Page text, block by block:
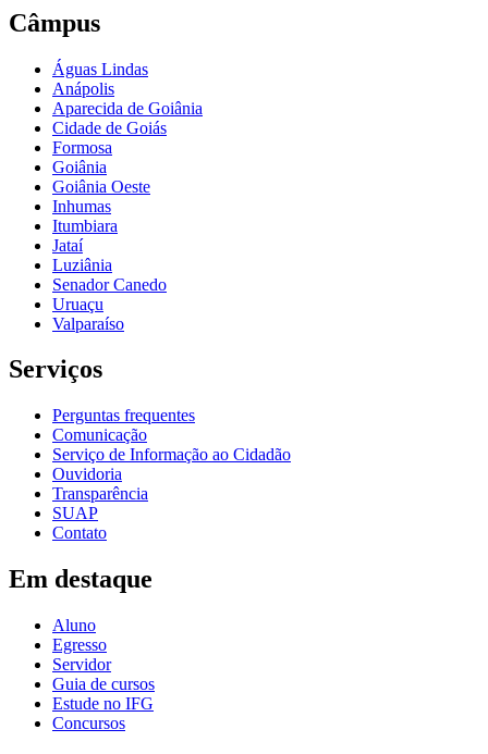
Câmpus
Águas Lindas
Anápolis
Aparecida de Goiânia
Cidade de Goiás
Formosa
Goiânia
Goiânia Oeste
Inhumas
Itumbiara
Jataí
Luziânia
Senador Canedo
Uruaçu
Valparaíso
Serviços
Perguntas frequentes
Comunicação
Serviço de Informação ao Cidadão
Ouvidoria
Transparência
SUAP
Contato
Em destaque
Aluno
Egresso
Servidor
Guia de cursos
Estude no IFG
Concursos